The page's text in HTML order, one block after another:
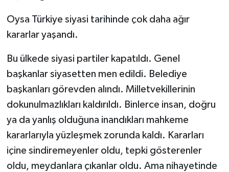
Oysa Türkiye siyasi tarihinde çok daha ağır
kararlar yaşandı.
Bu ülkede siyasi partiler kapatıldı. Genel
başkanlar siyasetten men edildi. Belediye
başkanları görevden alındı. Milletvekillerinin
dokunulmazlıkları kaldırıldı. Binlerce insan, doğru
ya da yanlış olduğuna inandıkları mahkeme
kararlarıyla yüzleşmek zorunda kaldı. Kararları
içine sindiremeyenler oldu, tepki gösterenler
oldu, meydanlara çıkanlar oldu. Ama nihayetinde